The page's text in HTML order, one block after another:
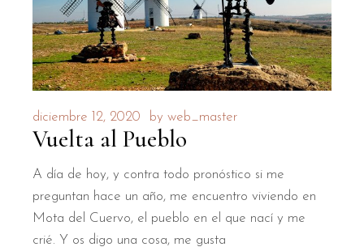
diciembre 12, 2020 by web_master
Vuelta al Pueblo
A día de hoy, y contra todo pronóstico si me
preguntan hace un año, me encuentro viviendo en
Mota del Cuervo, el pueblo en el que nací y me
crié. Y os digo una cosa, me gusta